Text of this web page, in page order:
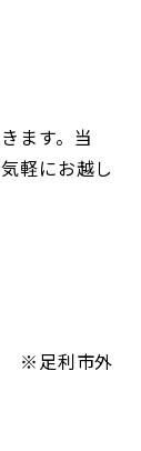
ます。当
軽にお越し
※足利市外